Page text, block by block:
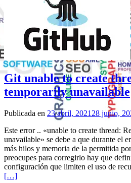
Git unable to create
temporarily unavailable
Publicada en 23 abril, 2021 28 junio,
Este error .. «unable to create thread:
unavailable» se debe a que durante el
más hilos y memoria de la permitida
preocupes para corregirlo hay que
configuración que limiten el uso de
Leer másGit unable to create thread
[…]